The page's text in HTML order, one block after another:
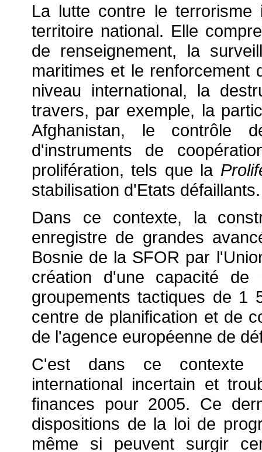
La lutte contre le terrorisme
territoire national. Elle
de renseignement, la
maritimes et le renforcement
niveau international, la
travers, par exemple, la
Afghanistan, le contrôle
d'instruments de
prolifération, tels que la
stabilisation d'Etats défaillants.
Dans ce contexte, la
enregistre de grandes
Bosnie de la SFOR par
création d'une capacité de
groupements tactiques de 1
centre de planification et de
de l'agence européenne de
C'est dans ce contexte
international incertain et
finances pour 2005. Ce
dispositions de la loi de
même si peuvent surgir